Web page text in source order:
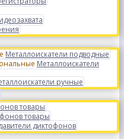
Металлоискатели подводные
Металлоискатели
ручные
товары
товары
диктофонов